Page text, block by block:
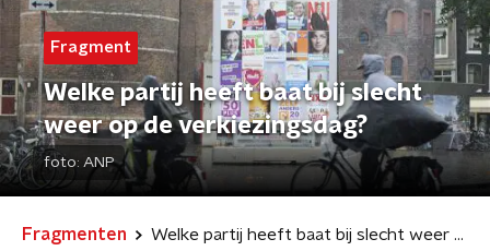
Fragment
Welke partij heeft baat bij slecht
weer op de verkiezingsdag?
foto: ANP
Fragmenten Welke partij heeft baat bij slecht weer op de verkiezingsdag?